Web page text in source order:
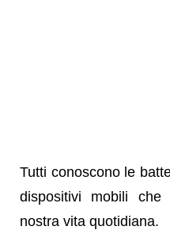
Tutti conoscono le
dispositivi mobili che
nostra vita quotidiana.